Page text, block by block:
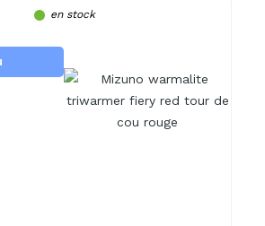
en stock